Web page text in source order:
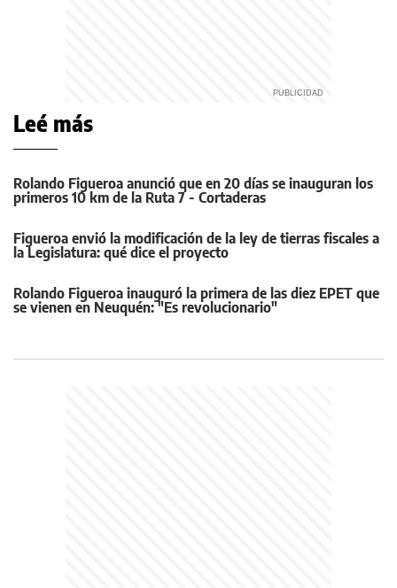
Leé más
Rolando Figueroa anunció que en 20 días se inauguran los
primeros 10 km de la Ruta 7 - Cortaderas
Figueroa envió la modificación de la ley de tierras fiscales a
la Legislatura: qué dice el proyecto
Rolando Figueroa inauguró la primera de las diez EPET que
se vienen en Neuquén: "Es revolucionario"